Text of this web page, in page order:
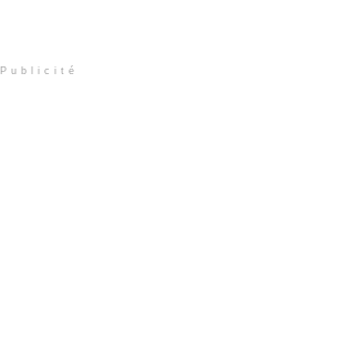
Publicité